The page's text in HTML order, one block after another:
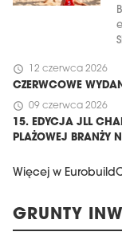
schedule 12 czerwca 2026
CZERWCOWE
schedule 09 czerwca 2026
15. EDYCJA JLL
PLAŻOWEJ BRANŻY
Więcej w
GRUNTY